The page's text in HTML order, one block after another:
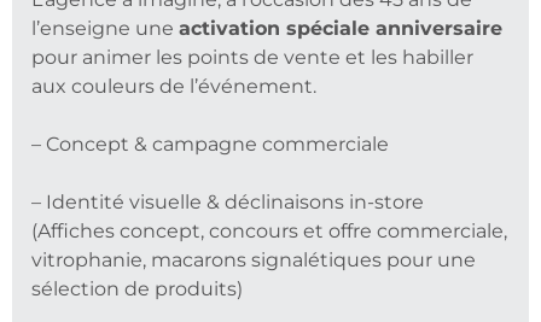
l’enseigne une activation spéciale anniversaire
pour animer les points de vente et les habiller
aux couleurs de l’événement.
– Concept & campagne commerciale
– Identité visuelle & déclinaisons in-store
(Affiches concept, concours et offre commerciale,
vitrophanie, macarons signalétiques pour une
sélection de produits)